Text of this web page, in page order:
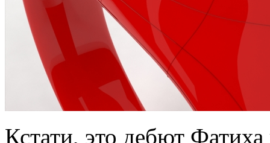
Кстати, это дебют